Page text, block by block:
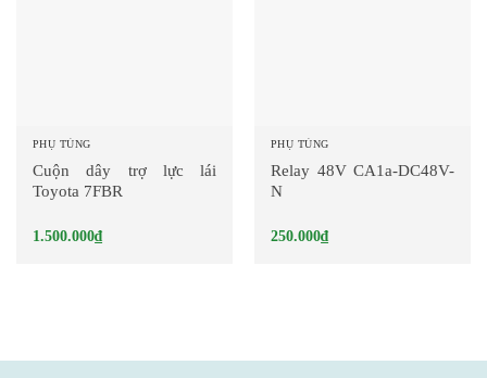
PHỤ TÙNG
Cuộn dây trợ lực lái
Toyota 7FBR
1.500.000₫
PHỤ TÙNG
Relay 48V CA1a-DC48V-
N
250.000₫